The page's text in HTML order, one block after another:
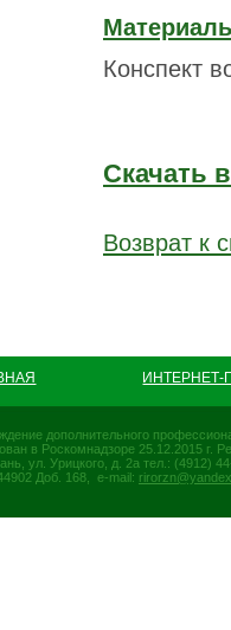
Конспект
Скачать
Возврат к
дополнительного
в Роскомнадзоре 25.12.2015
ул. Урицкого, д. 2а тел.: (4912)
Доб. 168, e-mail: